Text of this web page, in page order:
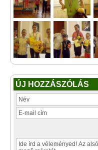
ÚJ HOZZÁSZÓLÁS